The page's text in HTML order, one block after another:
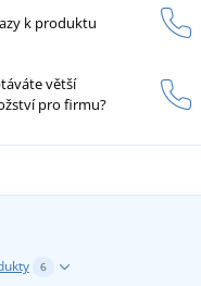
k produktu
větší
pro firmu?
6